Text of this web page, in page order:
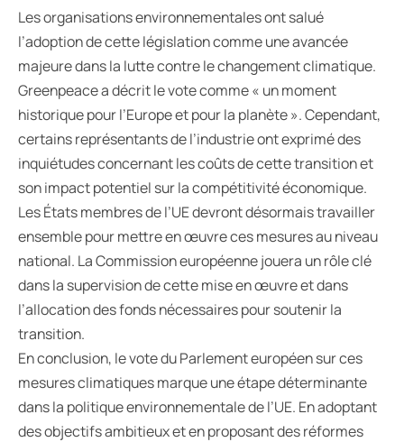
Les organisations environnementales ont salué
l’adoption de cette législation comme une avancée
majeure dans la lutte contre le changement climatique.
Greenpeace a décrit le vote comme « un moment
historique pour l’Europe et pour la planète ». Cependant,
certains représentants de l’industrie ont exprimé des
inquiétudes concernant les coûts de cette transition et
son impact potentiel sur la compétitivité économique.
Les États membres de l’UE devront désormais travailler
ensemble pour mettre en œuvre ces mesures au niveau
national. La Commission européenne jouera un rôle clé
dans la supervision de cette mise en œuvre et dans
l’allocation des fonds nécessaires pour soutenir la
transition.
En conclusion, le vote du Parlement européen sur ces
mesures climatiques marque une étape déterminante
dans la politique environnementale de l’UE. En adoptant
des objectifs ambitieux et en proposant des réformes